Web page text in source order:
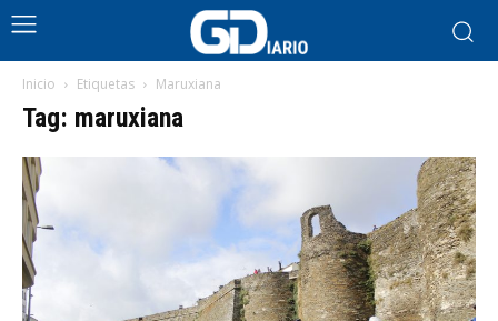
Inicio Etiquetas Maruxiana
Tag: maruxiana